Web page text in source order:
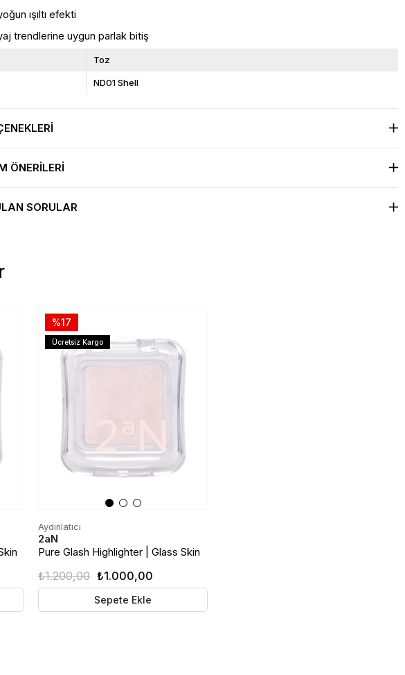
ışıltı efekti
trendlerine uygun parlak bitiş
Toz
ND01 Shell
ÖNERILERI
SORULAR
Aydınlatıcı
2aN
Pure Glash Highlighter | Glass Skin
₺1.000,00
₺1.200,00
Sepete Ekle
%17
Ücretsiz Kargo